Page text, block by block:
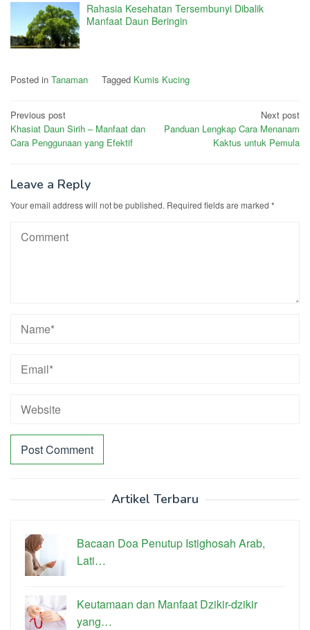
Rahasia Kesehatan Tersembunyi Dibalik
Manfaat Daun Beringin
Posted in Tanaman Tagged Kumis Kucing
Post
navigation
Previous post
Khasiat Daun Sirih – Manfaat dan
Cara Penggunaan yang Efektif
Next post
Panduan Lengkap Cara Menanam
Kaktus untuk Pemula
Leave a Reply
Your email address will not be published. Required fields are marked *
Artikel Terbaru
Bacaan Doa Penutup Istighosah Arab,
Lati…
Keutamaan dan Manfaat Dzikir-dzikir
yang…